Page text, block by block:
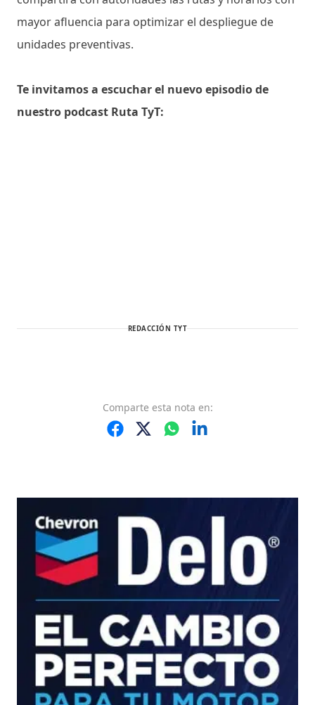
mayor afluencia para optimizar el despliegue de
unidades preventivas.
Te invitamos a escuchar el nuevo episodio de
nuestro podcast Ruta TyT:
REDACCIÓN TYT
Comparte esta nota en: